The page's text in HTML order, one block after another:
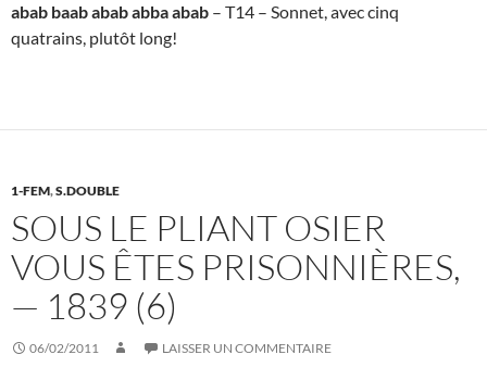
abab baab abab abba abab – T14 – Sonnet, avec cinq
quatrains, plutôt long!
1-FEM,S.DOUBLE
SOUS LE PLIANT OSIER
VOUS ÊTES PRISONNIÈRES,
— 1839 (6)
06/02/2011 LAISSER UN COMMENTAIRE